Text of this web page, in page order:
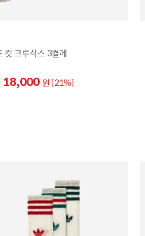
컷 크루삭스 3켤레
18,000 원 [21%]